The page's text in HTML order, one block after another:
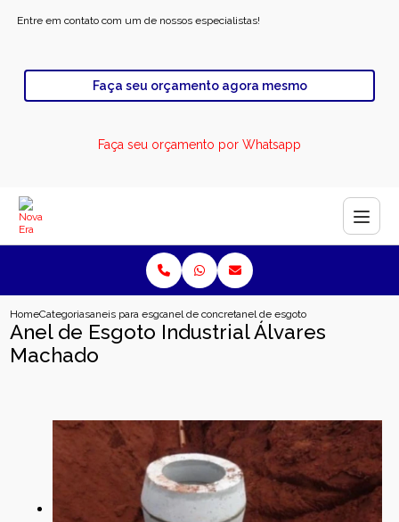
Entre em contato com um de nossos especialistas!
Faça seu orçamento agora mesmo
Faça seu orçamento por Whatsapp
HomeCategoriasaneis para esgotoanel de concreto para esgoto industrial
anel de esgoto industrial alvares
Anel de Esgoto Industrial Álvares
Machado